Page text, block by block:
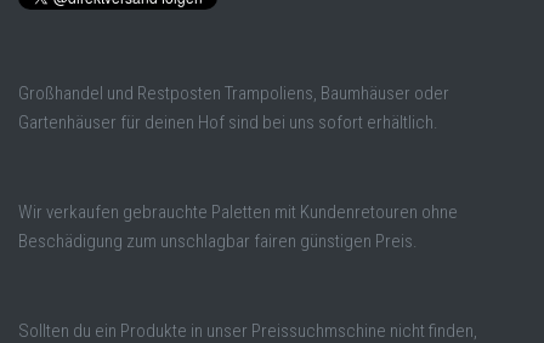
Großhandel und Restposten Trampoliens, Baumhäuser oder
Gartenhäuser für deinen Hof sind bei uns sofort erhältlich.
Wir verkaufen gebrauchte Paletten mit Kundenretouren ohne
Beschädigung zum unschlagbar fairen günstigen Preis.
Sollten du ein Produkte in unser Preissuchmschine nicht finden,